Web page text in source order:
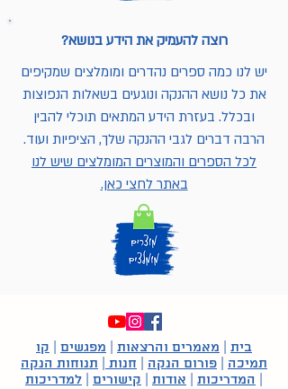
רוצה להעמיק את הידע בנושא?
יש לנו כמה ספרים נהדרים ומומלצים שמקיפים
את כל נושא ההנקה ונוגעים בשאלות הנפוצות
ובכלל. בעזרת הידע המתאים תוכלי להבין
הרבה דברים לגבי ההנקה שלך, הציפיות ועוד.
לכל הספרים והמוצרים המומלצים שיש לנו
באתר לחצי כאן.
בית מאמרים והרצאות מפגשים
קו
תמיכה
פורום הנקה חנות
תנוחות הנקה
המדריכות אודות קישורים
למדריכות